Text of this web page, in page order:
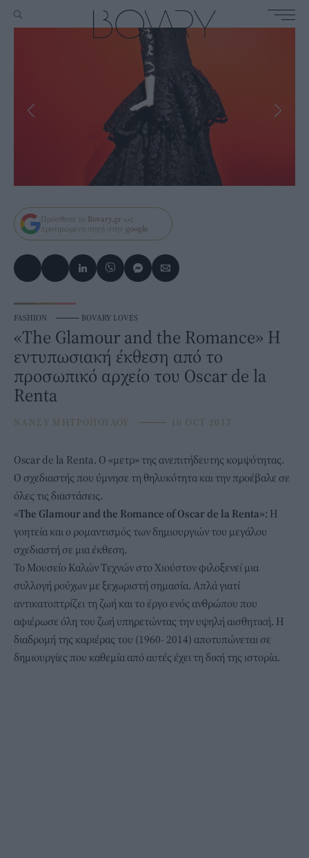
Πρόσθεσε το Bovary.gr ως
προτιμώμενη πηγή στην google
FASHION ⸻ BOVARY LOVES
«Τhe Glamour and the Romance» Η
εντυπωσιακή έκθεση από το
προσωπικό αρχείο του Oscar de la
Renta
ΝΑΝΣΥ ΜΗΤΡΟΠΟΥΛΟΥ ⸻ 10 OCT 2017
Oscar de la Renta. Ο «μετρ» της ανεπιτήδευτης κομψότητας.
Ο σχεδιαστής που ύμνησε τη θηλυκότητα και την προέβαλε σε
όλες τις διαστάσεις.
«Τhe Glamour and the Romance of Oscar de la Renta»: Η
γοητεία και ο ρομαντισμός των δημιουργιών του μεγάλου
σχεδιαστή σε μια έκθεση.
To Μουσείο Καλών Τεχνών στο Χιούστον φιλοξενεί μια
συλλογή ρούχων με ξεχωριστή σημασία. Απλά γιατί
αντικατοπτρίζει τη ζωή και το έργο ενός ανθρώπου που
αφιέρωσε όλη του ζωή υπηρετώντας την υψηλή αισθητική. H
διαδρομή της καριέρας του (1960- 2014) αποτυπώνεται σε
δημιουργίες που καθεμία από αυτές έχει τη δική της ιστορία.